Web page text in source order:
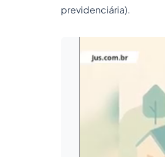
previdenciária).